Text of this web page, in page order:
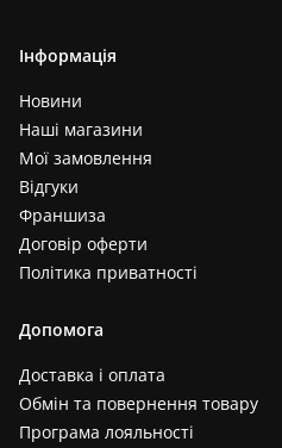
Інформація
Новини
Наші магазини
Мої замовлення
Відгуки
Франшиза
Договір оферти
Політика приватності
Допомога
Доставка і оплата
Обмін та повернення товару
Програма лояльності